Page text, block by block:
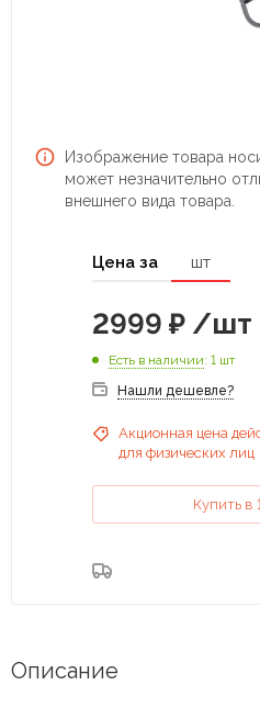
Изображение товара
может незначительно
внешнего вида товара.
Цена за шт
2999 ₽ /шт
Есть в наличии: 1 шт
Нашли дешевле?
Акционная цена
для физических лиц
Купить в
Описание